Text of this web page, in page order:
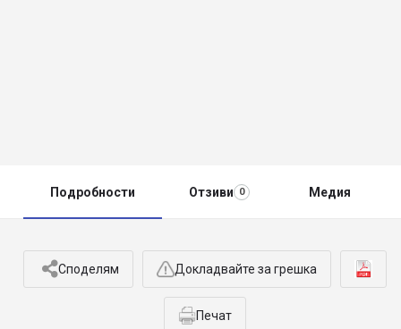
Подробности Отзиви 0 Медия
Споделям Докладвайте за грешка
Печат